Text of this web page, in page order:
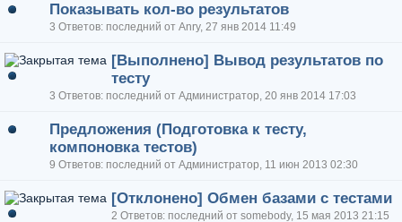
Показывать кол-во результатов
3 Ответов: последний от Anry, 27 янв 2014 11:49
[Выполнено] Вывод результатов по
тесту
3 Ответов: последний от Администратор, 20 янв 2014 17:03
Предложения (Подготовка к тесту,
компоновка тестов)
9 Ответов: последний от Администратор, 11 июн 2013 02:30
[Отклонено] Обмен базами с тестами
2 Ответов: последний от somebody, 15 мая 2013 21:15